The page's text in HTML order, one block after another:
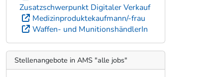
Zusatzschwerpunkt Digitaler Verkauf
Medizinproduktekaufmann/-frau
Waffen- und MunitionshändlerIn
Stellenangebote in AMS "alle jobs"